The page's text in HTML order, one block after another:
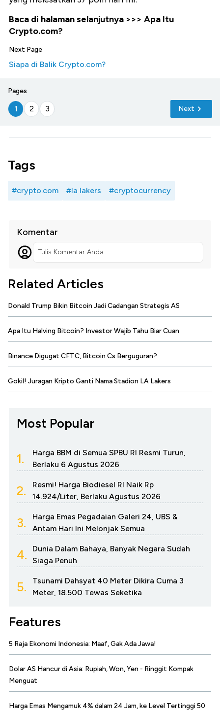
Baca di halaman selanjutnya >>> Apa Itu
Crypto.com?
Next Page
Siapa di Balik Crypto.com?
Pages
1 2 3 Next
Tags
#crypto.com #la lakers #cryptocurrency
Komentar
Tulis Komentar Anda...
Related Articles
Donald Trump Bikin Bitcoin Jadi Cadangan Strategis AS
Apa Itu Halving Bitcoin? Investor Wajib Tahu Biar Cuan
Binance Digugat CFTC, Bitcoin Cs Berguguran?
Gokil! Juragan Kripto Ganti Nama Stadion LA Lakers
Most Popular
1.
Harga BBM di Semua SPBU RI Resmi Turun,
Berlaku 6 Agustus 2026
2.
Resmi! Harga Biodiesel RI Naik Rp
14.924/Liter, Berlaku Agustus 2026
3.
Harga Emas Pegadaian Galeri 24, UBS &
Antam Hari Ini Melonjak Semua
4.
Dunia Dalam Bahaya, Banyak Negara Sudah
Siaga Penuh
5.
Tsunami Dahsyat 40 Meter Dikira Cuma 3
Meter, 18.500 Tewas Seketika
Features
5 Raja Ekonomi Indonesia: Maaf, Gak Ada Jawa!
Dolar AS Hancur di Asia: Rupiah, Won, Yen - Ringgit Kompak
Menguat
Harga Emas Mengamuk 4% dalam 24 Jam, ke Level Tertinggi 50